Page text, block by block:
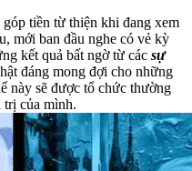
tiền từ thiện khi đang xem
mới ban đầu nghe có vẻ kỳ
kết quả bất ngờ từ các sự
đáng mong đợi cho những
này sẽ được tổ chức thường
trị của mình.